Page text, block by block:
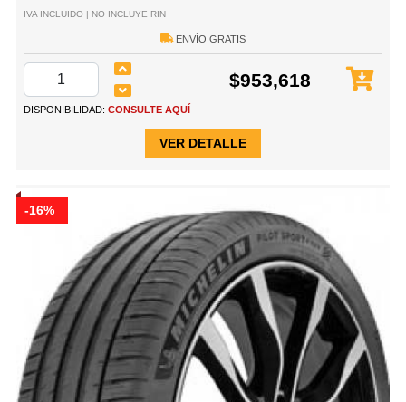
IVA INCLUIDO | NO INCLUYE RIN
ENVÍO GRATIS
$953,618
DISPONIBILIDAD: CONSULTE AQUÍ
VER DETALLE
-16%